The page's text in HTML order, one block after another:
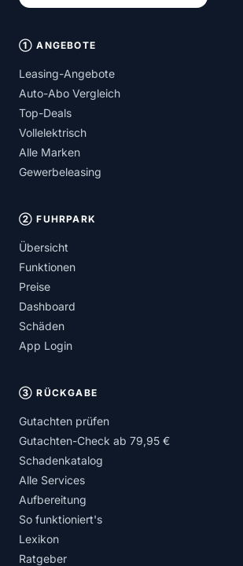
① ANGEBOTE
Leasing-Angebote
Auto-Abo Vergleich
Top-Deals
Vollelektrisch
Alle Marken
Gewerbeleasing
② FUHRPARK
Übersicht
Funktionen
Preise
Dashboard
Schäden
App Login
③ RÜCKGABE
Gutachten prüfen
Gutachten-Check ab 79,95 €
Schadenkatalog
Alle Services
Aufbereitung
So funktioniert's
Lexikon
Ratgeber